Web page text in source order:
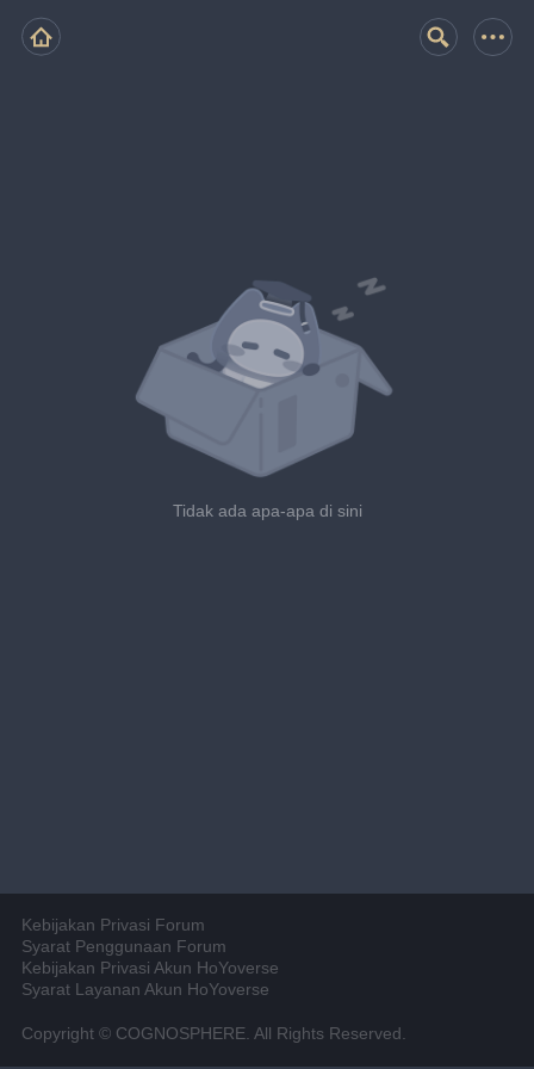
Tidak ada apa-apa di sini
Kebijakan Privasi Forum
Syarat Penggunaan Forum
Kebijakan Privasi Akun HoYoverse
Syarat Layanan Akun HoYoverse
Copyright © COGNOSPHERE. All Rights Reserved.